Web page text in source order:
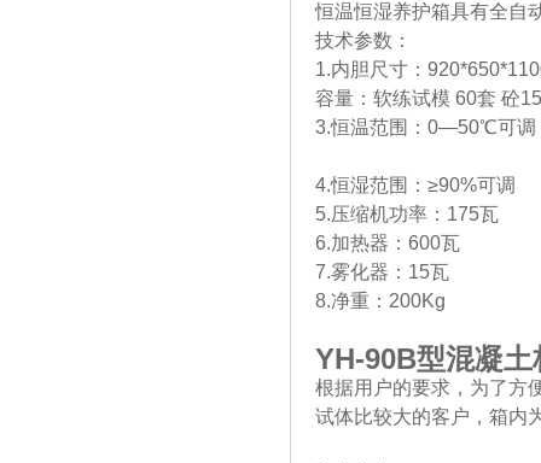
恒温恒湿养护箱具有全自
技术参数：
1.内胆尺寸：
容量：软练试模 60套 砼
3.恒温范围：0—50℃可
4.恒湿范围：≥90%可调
5.压缩机功率：175瓦
6.加热器：600瓦
7.雾化器：15瓦
8.净重：200Kg
YH-90B型混凝土
根据用户的要求，为了方
试体比较大的客户，箱内